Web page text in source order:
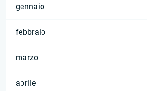
gennaio
febbraio
marzo
aprile